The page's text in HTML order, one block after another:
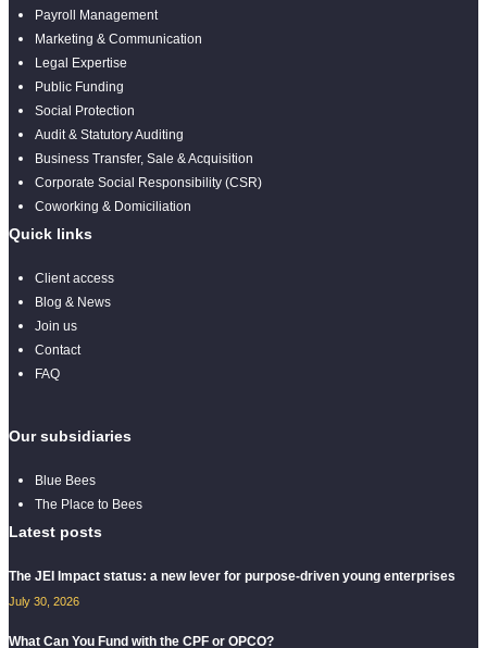
Payroll Management
Marketing & Communication
Legal Expertise
Public Funding
Social Protection
Audit & Statutory Auditing
Business Transfer, Sale & Acquisition
Corporate Social Responsibility (CSR)
Coworking & Domiciliation
Quick links
Client access
Blog & News
Join us
Contact
FAQ
Our subsidiaries
Blue Bees
The Place to Bees
Latest posts
The JEI Impact status: a new lever for purpose-driven young enterprises
July 30, 2026
What Can You Fund with the CPF or OPCO?